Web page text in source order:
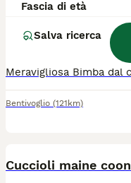
Fascia di età
Salva ricerca
Maine Coon
12 settimane
Bentivoglio (121km)
Cuccioli maine coon